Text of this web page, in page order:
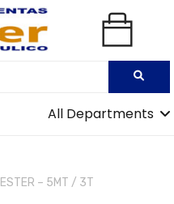
All Departments
– 5MT / 3T